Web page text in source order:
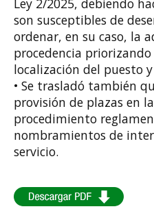
Ley 2/2025, debiendo
son susceptibles de
ordenar, en su caso, la
procedencia priorizando
localización del puesto
• Se trasladó también
provisión de plazas en
procedimiento
nombramientos de
servicio.